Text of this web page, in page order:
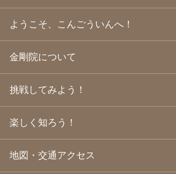
2009年9月(20)
2009年8月 (18)
2009年7月
(21)
2009年6月(22)
2009年5月(20)
2009年2月(19)
2009年1月(25)
2008年12月 (22)
2008年9月(24)
2008年8月(24)
ようこそ、こんごういんへ！
金剛院について
挑戦してみよう！
楽しく知ろう！
地図・交通アクセス